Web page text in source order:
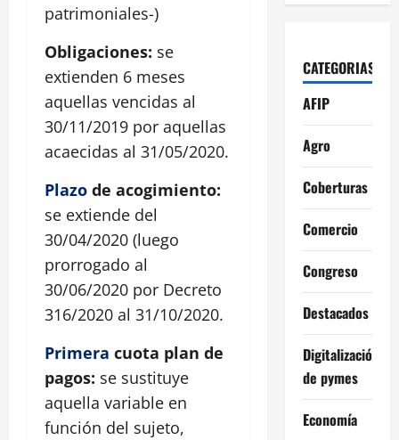
patrimoniales-)
Obligaciones: se
extienden 6 meses
aquellas vencidas al
30/11/2019 por aquellas
acaecidas al 31/05/2020.
Plazo de acogimiento:
se extiende del
30/04/2020 (luego
prorrogado al
30/06/2020 por Decreto
316/2020 al 31/10/2020.
Primera cuota plan de
pagos: se sustituye
aquella variable en
función del sujeto,
CATEGORIAS
AFIP
Agro
Coberturas
Comercio
Congreso
Destacados
Digitalización
de pymes
Economía